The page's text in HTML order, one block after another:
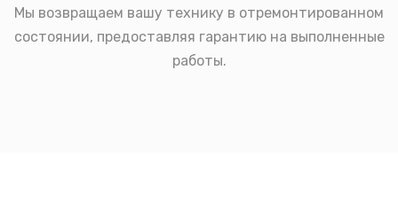
Мы возвращаем вашу технику в отремонтированном
состоянии, предоставляя гарантию на выполненные
работы.